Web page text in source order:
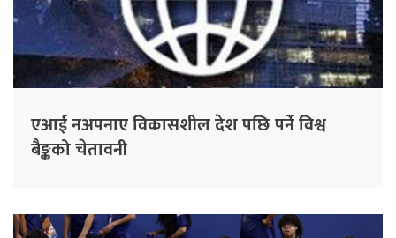
एआई नअपनाए विकासशील देश पछि पर्ने विश्व
बैङ्कको चेतावनी